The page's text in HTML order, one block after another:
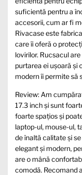
suficientă pentru a
accesorii, cum ar fi
Rivacase este
care îi oferă o
lovirilor. Rucsacul
purtarea ei ușoară și
modern îi permite să
Review: Am
17.3 inch și sunt
foarte spațios și
laptop-ul, mouse-ul,
de înaltă calitate și
elegant și modern,
are o mână
comodă. Recomand